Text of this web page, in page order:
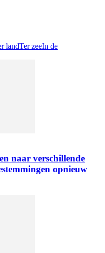
landTer zeeIn de
naar verschillende
opnieuw